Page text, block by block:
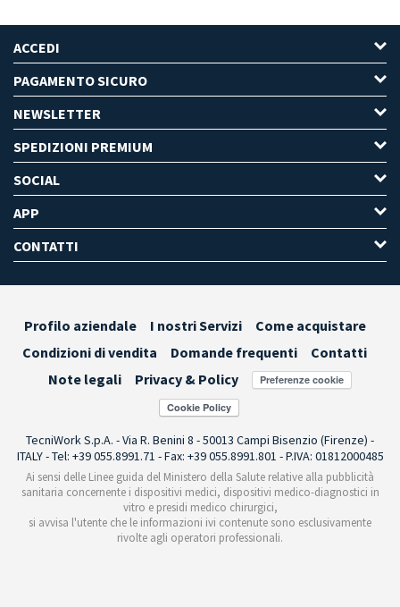
ACCEDI
PAGAMENTO SICURO
NEWSLETTER
SPEDIZIONI PREMIUM
SOCIAL
APP
CONTATTI
Profilo aziendale I nostri Servizi
Come acquistare
Condizioni di vendita
Domande frequenti
Contatti
Note legali
Privacy & Policy Preferenze cookie
TecniWork S.p.A. - Via R. Benini 8 - 50013 Campi Bisenzio (Firenze) -
ITALY - Tel: +39 055.8991.71 - Fax: +39 055.8991.801 - P.IVA: 01812000485
Ai sensi delle Linee guida del Ministero della Salute relative alla pubblicità
sanitaria concernente i dispositivi medici, dispositivi medico-diagnostici in
vitro e presidi medico chirurgici,
si avvisa l'utente che le informazioni ivi contenute sono esclusivamente
rivolte agli operatori professionali.